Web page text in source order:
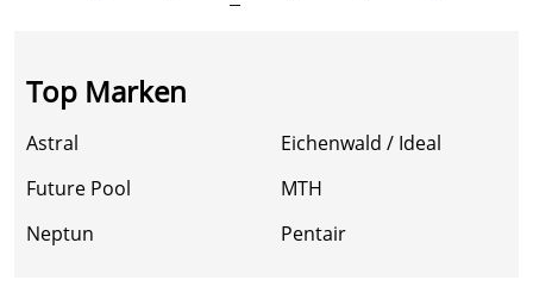
Top Marken
Astral
Eichenwald / Ideal
Future Pool
MTH
Neptun
Pentair